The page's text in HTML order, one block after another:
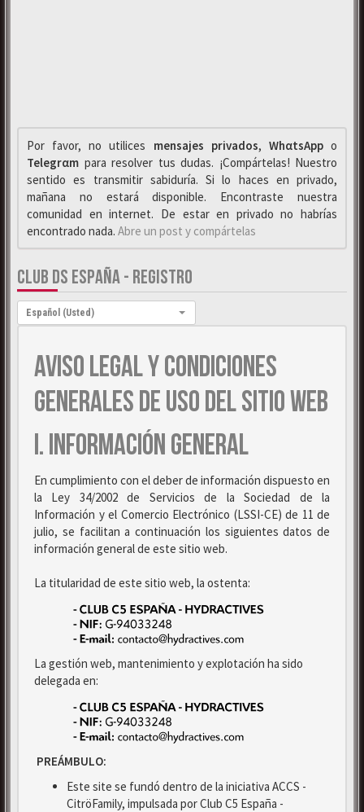
Por favor, no utilices mensajes privados, WhαtsAppo
Telegrαm para resolver tus dudas. ¡Compártelas! Nuestro
sentido es transmitir sabiduría. Si lo haces en privado,
mañana no estará disponible. Encontraste nuestra
comunidad en internet. De estar en privado no habrías
encontrado nada. Abre un post y compártelas
CLUB DS ESPAÑA - REGISTRO
Idioma:
Español (Usted)
AVISO LEGAL Y CONDICIONES
GENERALES DE USO DEL SITIO WEB
I. INFORMACIÓN GENERAL
En cumplimiento con el deber de información dispuesto en
la Ley 34/2002 de Servicios de la Sociedad de la
Información y el Comercio Electrónico (LSSI-CE) de 11 de
julio, se facilitan a continuación los siguientes datos de
información general de este sitio web.
La titularidad de este sitio web, la ostenta:
La gestión web, mantenimiento y explotación ha sido
delegada en:
PREÁMBULO:
Este site se fundó dentro de la iniciativa ACCS -
CitröFamily, impulsada por Club C5 España -